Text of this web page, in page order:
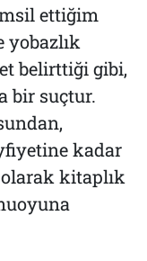
ettiğim
yobazlık
belirttiği gibi,
bir suçtur.
kadar
kitaplık